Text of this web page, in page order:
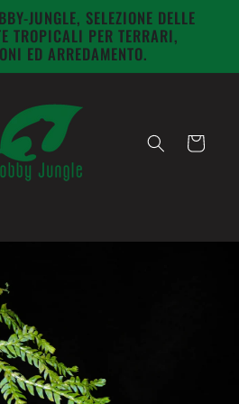
JUNGLE, SELEZIONE DELLE
TROPICALI PER TERRARI,
ED ARREDAMENTO.
Carrello